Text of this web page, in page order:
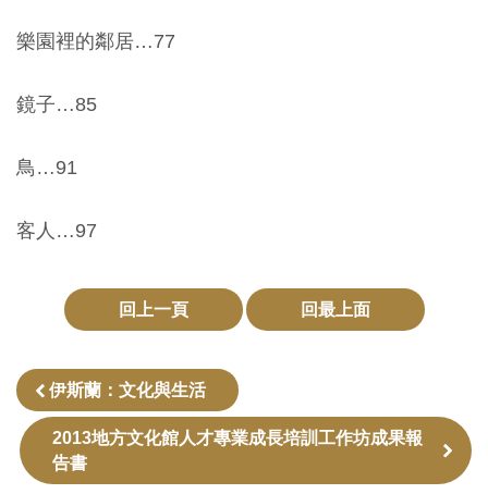
宣
作
聲
頁
友
善
樂園裡的鄰居…77
鏡子…85
鳥…91
客人…97
回上一頁 回最上面
伊斯蘭：文化與生活
2013地方文化館人才專業成長培訓工作坊成果報
告書